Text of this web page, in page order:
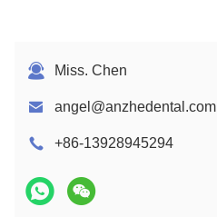
Miss. Chen
angel@anzhedental.com
+86-13928945294